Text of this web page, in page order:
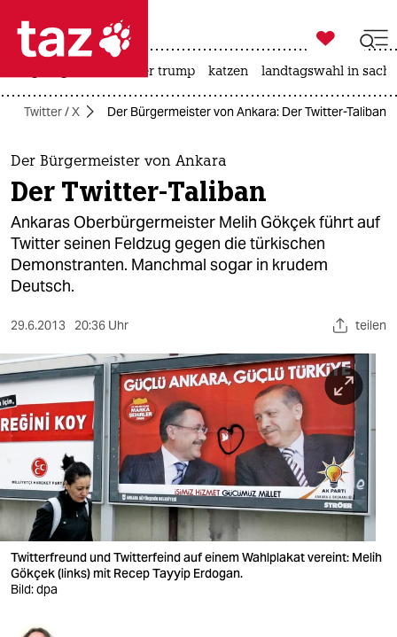
 taz zahl ich
taz zahl ich
themen
politik
öko
gesellschaft
kultur
sport
berlin
nord
wahrheit
verlag
verlag
veranstaltungen

taz zahl ich
usa unter trump katzen landtagswahl in
Twitter / X Der Bürgermeister von Ankara: Der Twitter-Taliban
Der Bürgermeister von Ankara
Der Twitter-Taliban
Ankaras Oberbürgermeister Melih Gökçek führt auf
Twitter seinen Feldzug gegen die türkischen
Demonstranten. Manchmal sogar in krudem
Deutsch.
29.6.2013 20:36 Uhr teilen
Twitterfreund und Twitterfeind auf einem Wahlplakat vereint: Melih
Gökçek (links) mit Recep Tayyip Erdogan.
Bild: dpa